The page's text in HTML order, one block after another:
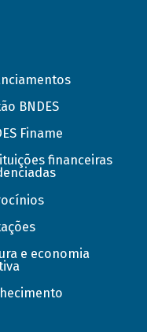
BNDES
Finame
financeiras
e economia